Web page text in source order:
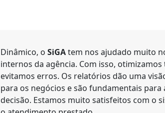
Dinâmico, o SiGAtem nos ajudado muito
internos da agência. Com isso, otimizamos
evitamos erros. Os relatórios dão uma
para os negócios e são fundamentais para
decisão. Estamos muito satisfeitos com o